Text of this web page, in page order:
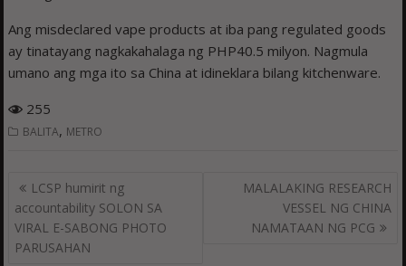
Ang misdeclared vape products at iba pang regulated goods
ay tinatayang nagkakahalaga ng PHP40.5 milyon. Nagmula
umano ang mga ito sa China at idineklara bilang kitchenware.
255
BALITA, METRO
Post
navigation
LCSP humirit ng
accountability SOLON SA
VIRAL E-SABONG PHOTO
PARUSAHAN
MALALAKING RESEARCH
VESSEL NG CHINA
NAMATAAN NG PCG